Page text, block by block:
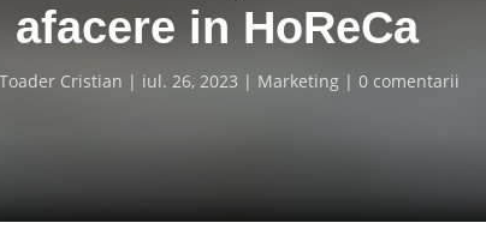
afacere in HoReCa
Toader Cristian iul. 26, 2023 Marketing 0 comentarii